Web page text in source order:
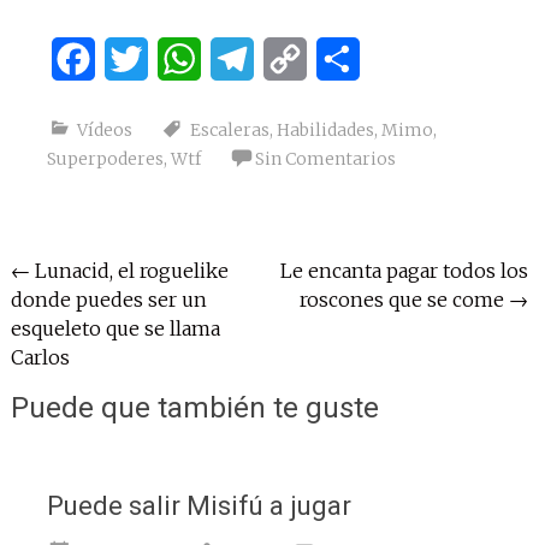
FacebookTwitter WhatsAppTelegram
Copy
Vídeos Escaleras, Habilidades, Mimo,
Superpoderes, Wtf Sin Comentarios
Navegación
de
entradas
← Lunacid, el roguelike
donde puedes ser un
esqueleto que se llama
Carlos
Le encanta pagar todos los
roscones que se come →
Puede que también te guste
Puede salir Misifú a jugar